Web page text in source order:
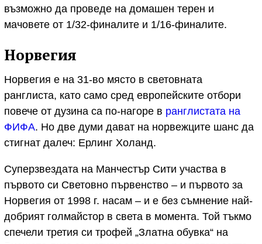
възможно да проведе на домашен терен и
мачовете от 1/32-финалите и 1/16-финалите.
Норвегия
Норвегия е на 31-во място в световната
ранглиста, като само сред европейските отбори
повече от дузина са по-нагоре в ранглистата на
ФИФА. Но две думи дават на норвежците шанс да
стигнат далеч: Ерлинг Холанд.
Суперзвездата на Манчестър Сити участва в
първото си Световно първенство – и първото за
Норвегия от 1998 г. насам – и е без съмнение най-
добрият голмайстор в света в момента. Той тъкмо
спечели третия си трофей „Златна обувка“ на